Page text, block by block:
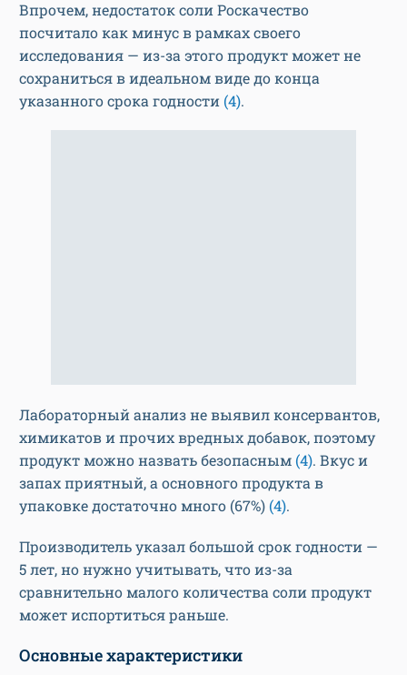
Впрочем, недостаток соли Роскачество
посчитало как минус в рамках своего
исследования — из-за этого продукт может не
сохраниться в идеальном виде до конца
указанного срока годности (4).
Лабораторный анализ не выявил консервантов,
химикатов и прочих вредных добавок, поэтому
продукт можно назвать безопасным (4). Вкус и
запах приятный, а основного продукта в
упаковке достаточно много (67%) (4).
Производитель указал большой срок годности —
5 лет, но нужно учитывать, что из-за
сравнительно малого количества соли продукт
может испортиться раньше.
Основные характеристики